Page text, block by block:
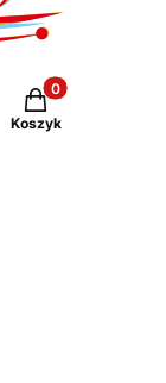
Produkty w
Koszyk